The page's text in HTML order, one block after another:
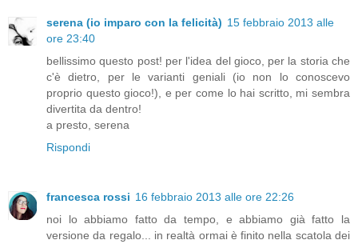
serena (io imparo con la felicità) 15 febbraio 2013 alle
ore 23:40
bellissimo questo post! per l'idea del gioco, per la storia che
c'è dietro, per le varianti geniali (io non lo conoscevo
proprio questo gioco!), e per come lo hai scritto, mi sembra
divertita da dentro!
a presto, serena
Rispondi
francesca rossi 16 febbraio 2013 alle ore 22:26
noi lo abbiamo fatto da tempo, e abbiamo già fatto la
versione da regalo... in realtà ormai è finito nella scatola dei